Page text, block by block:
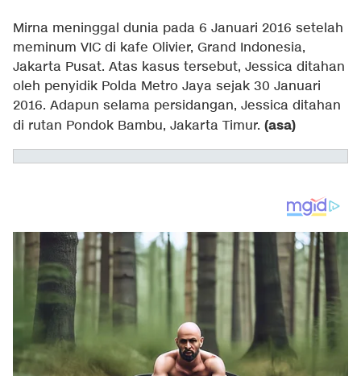
Mirna meninggal dunia pada 6 Januari 2016 setelah
meminum VIC di kafe Olivier, Grand Indonesia,
Jakarta Pusat. Atas kasus tersebut, Jessica ditahan
oleh penyidik Polda Metro Jaya sejak 30 Januari
2016. Adapun selama persidangan, Jessica ditahan
di rutan Pondok Bambu, Jakarta Timur. (asa)